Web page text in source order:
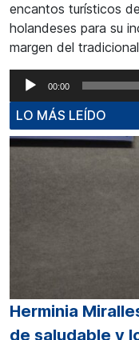
encantos turísticos
holandeses para su
margen del
Reproductor
de
audio
00:00
LO MÁS LEÍDO
Herminia
de saludable y